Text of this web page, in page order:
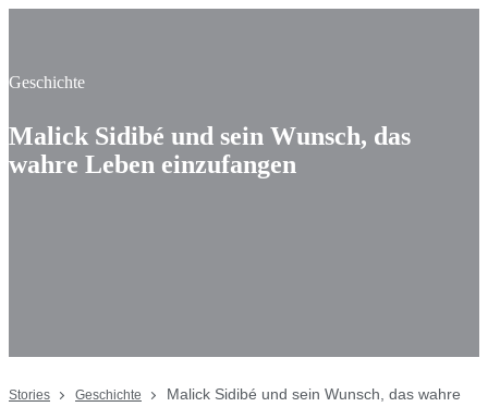
Geschichte
Malick Sidibé und sein Wunsch, das
wahre Leben einzufangen
Stories Geschichte
Malick Sidibé und sein Wunsch, das wahre